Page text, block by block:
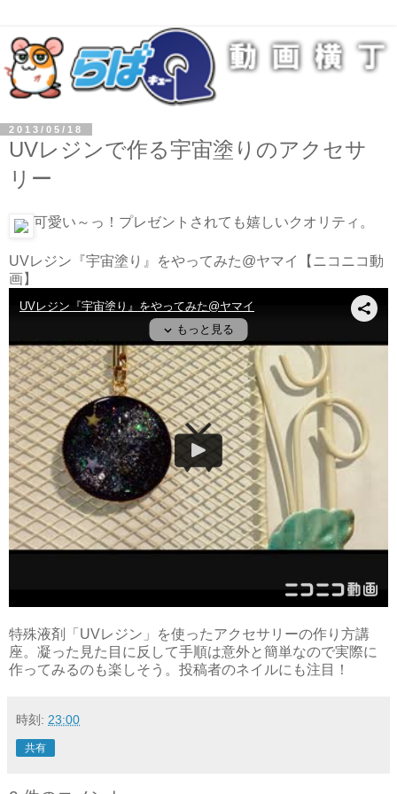
2013/05/18
UVレジンで作る宇宙塗りのアクセサ
リー
可愛い～っ！プレゼントされても嬉しいクオリティ。
UVレジン『宇宙塗り』をやってみた@ヤマイ
【ニコニコ動
画】
特殊液剤「UVレジン」を使ったアクセサリーの作り方講
座。凝った見た目に反して手順は意外と簡単なので実際に
作ってみるのも楽しそう。投稿者のネイルにも注目！
時刻: 23:00
共有